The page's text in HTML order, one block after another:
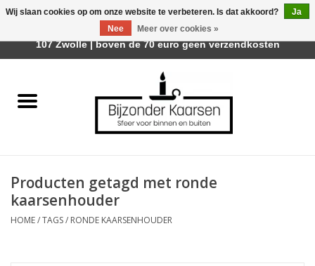
Räder Design Stories
Geurkaarsen
Tafelhaarden
Producten getagd met ronde
kaarsenhouder
HOME/TAGS/ RONDE KAARSENHOUDER
Wij slaan cookies op om onze website te verbeteren. Is dat akkoord?
Ja
Nee
Meer over cookies »
Afhalen is mogelijk bij Trotz Woon & Cadeau | Belvederelaan
107 Zwolle | boven de 70 euro geen verzendkosten